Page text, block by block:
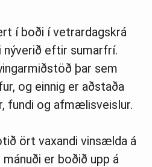
í boði í vetrardagskrá
eftir sumarfrí.
þar sem
og einnig er aðstaða
fundi og afmælisveislur.
ört vaxandi vinsælda á
er boðið upp á